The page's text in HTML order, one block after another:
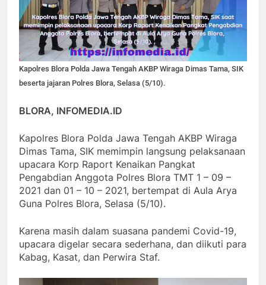
Kapolres Blora Polda Jawa Tengah AKBP Wiraga Dimas Tama, SIK
beserta jajaran Polres Blora, Selasa (5/10).
BLORA, INFOMEDIA.ID
Kapolres Blora Polda Jawa Tengah AKBP Wiraga
Dimas Tama, SIK memimpin langsung pelaksanaan
upacara Korp Raport Kenaikan Pangkat
Pengabdian Anggota Polres Blora TMT 1 – 09 –
2021 dan 01 – 10 – 2021, bertempat di Aula Arya
Guna Polres Blora, Selasa (5/10).
Karena masih dalam suasana pandemi Covid-19,
upacara digelar secara sederhana, dan diikuti para
Kabag, Kasat, dan Perwira Staf.